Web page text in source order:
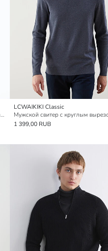
Клетчатый трикотажный свитер с круглым вырезом
LCWAIKIKI Classic
1 399,00 RUB